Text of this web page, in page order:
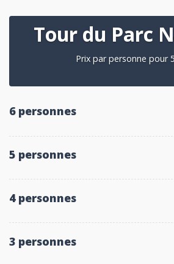
Tour du Parc
Prix par personne pour
6 personnes
5 personnes
4 personnes
3 personnes